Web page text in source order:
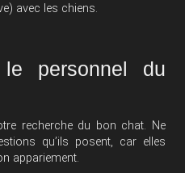
avec les chiens.
personnel du
recherche du bon chat. Ne
qu’ils posent, car elles
appariement.